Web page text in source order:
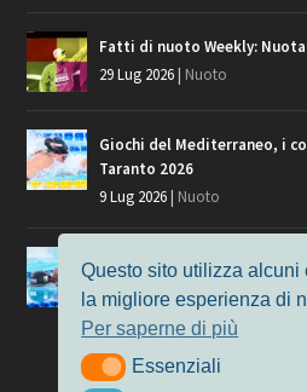
Fatti di nuoto Weekly:
29 Lug 2026| Nuoto
Giochi del Mediterraneo, i
Taranto 2026
9 Lug 2026| Nuoto
Europei di Nuoto Parigi
7 Lug 2026
Nuoto
Questo sito utilizza alcuni
la migliore esperienza di
Per saperne di più
EssenzialiEssenziali